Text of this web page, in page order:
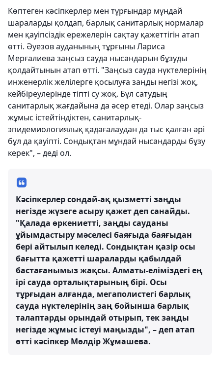
Көптеген кәсіпкерлер мен тұрғындар мұндай
шараларды қолдап, барлық санитарлық нормалар
мен қауіпсіздік ережелерін сақтау қажеттігін атап
өтті. Әуезов ауданының тұрғыны Лариса
Мерғалиева заңсыз сауда нысандарын бұзуды
қолдайтынын атап өтті. "Заңсыз сауда нүктелерінің
инженерлік желілерге қосылуға заңды негізі жоқ,
кейбіреулерінде тіпті су жоқ. Бұл сатудың
санитарлық жағдайына да әсер етеді. Олар заңсыз
жұмыс істейтіндіктен, санитарлық-
эпидемиологиялық қадағалаудан да тыс қалған әрі
бұл да қауіпті. Сондықтан мұндай нысандарды бұзу
керек", – деді ол.
Кәсіпкерлер сондай-ақ қызметті заңды
негізде жүзеге асыру қажет деп санайды.
"Қалада өркениетті, заңды сауданы
ұйымдастыру мәселесі баяғыда баяғыдан
бері айтылып келеді. Сондықтан қазір осы
бағытта қажетті шараларды қабылдай
бастағанымыз жақсы. Алматы-еліміздегі ең
ірі сауда орталықтарының бірі. Осы
тұрғыдан алғанда, мегаполистегі барлық
сауда нүктелерінің заң бойынша барлық
талаптарды орындай отырып, тек заңды
негізде жұмыс істеуі маңызды", – деп атап
өтті кәсіпкер Мөлдір Жұмашева.